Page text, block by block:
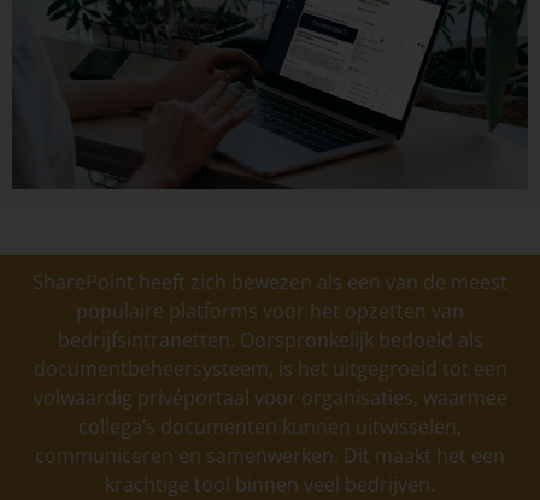
SharePoint heeft zich bewezen als een van de meest
populaire platforms voor het opzetten van
bedrijfsintranetten. Oorspronkelijk bedoeld als
documentbeheersysteem, is het uitgegroeid tot een
volwaardig privéportaal voor organisaties, waarmee
collega’s documenten kunnen uitwisselen,
communiceren en samenwerken. Dit maakt het een
krachtige tool binnen veel bedrijven.